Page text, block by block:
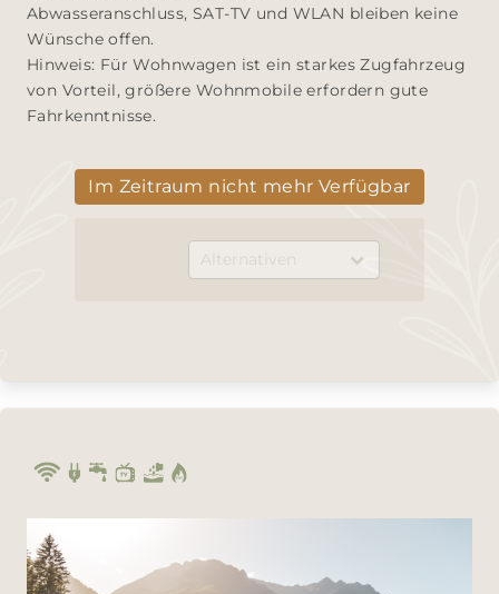
Abwasseranschluss, SAT-TV und WLAN bleiben keine
Wünsche offen.
Hinweis: Für Wohnwagen ist ein starkes Zugfahrzeug
von Vorteil, größere Wohnmobile erfordern gute
Fahrkenntnisse.
Im Zeitraum nicht mehr Verfügbar